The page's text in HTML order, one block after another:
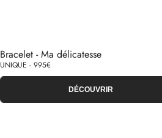
Bracelet - Ma délicatesse
UNIQUE - 995€
DÉCOUVRIR